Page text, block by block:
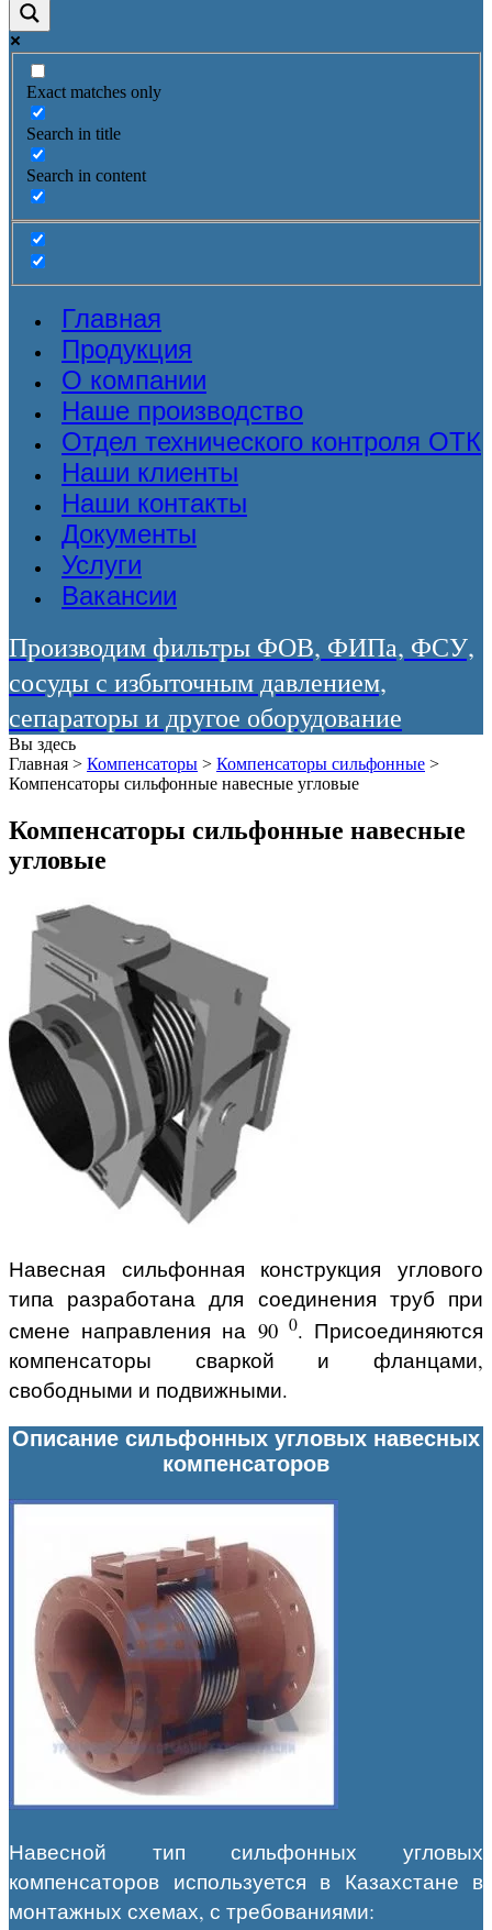
Exact matches only
Search in title
Search in content
Главная
Продукция
О компании
Наше производство
Отдел технического контроля ОТК
Наши клиенты
Наши контакты
Документы
Услуги
Вакансии
Производим фильтры ФОВ, ФИПа, ФСУ,
сосуды с избыточным давлением,
сепараторы и другое оборудование
Вы здесь
Главная > Компенсаторы > Компенсаторы сильфонные >
Компенсаторы сильфонные навесные угловые
Компенсаторы сильфонные навесные
угловые
Навесная сильфонная конструкция углового
типа разработана для соединения труб при
смене направления на 90 0. Присоединяются
компенсаторы сваркой и фланцами,
свободными и подвижными.
Описание сильфонных угловых навесных
компенсаторов
Навесной тип сильфонных угловых
компенсаторов используется в Казахстане в
монтажных схемах, с требованиями: